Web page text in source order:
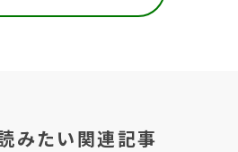
みたい関連記事